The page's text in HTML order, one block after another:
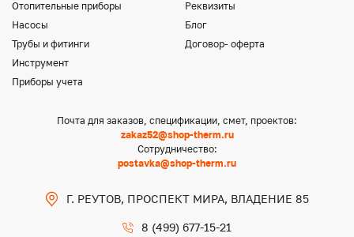
Отопительные приборы
Насосы
Трубы и фитинги
Инструмент
Приборы учета
Реквизиты
Блог
Договор- оферта
Почта для заказов, спецификации, смет, проектов:
zakaz52@shop-therm.ru
Сотрудничество:
postavka@shop-therm.ru
Г. РЕУТОВ, ПРОСПЕКТ МИРА, ВЛАДЕНИЕ 85
8 (499) 677-15-21